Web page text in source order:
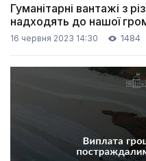
Гуманітарні вантажі з
надходять до нашої
16 червня 2023 14:30 1484